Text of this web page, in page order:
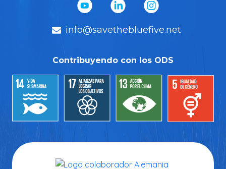
info@savethebluefive.net
Contribuyendo con los ODS